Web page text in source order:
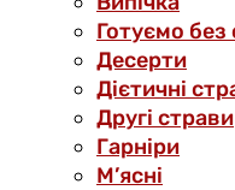
Готуємо без
Десерти
Дієтичні
Другі страви
Гарніри
М’ясні